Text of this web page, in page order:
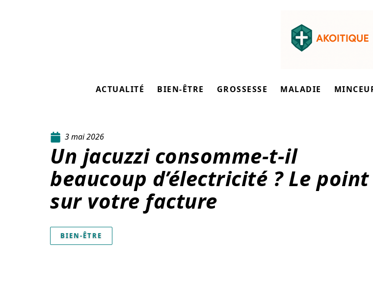
ACTUALITÉ BIEN-ÊTRE GROSSESSE MALADIE
3 mai 2026
Un jacuzzi consomme-t-il
beaucoup d’électricité ? Le point
sur votre facture
BIEN-ÊTRE